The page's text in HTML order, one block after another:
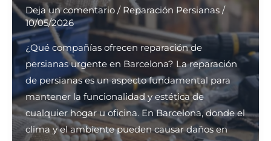
urgente
de
puertas
en
Barcelona?
Deja un comentario / Reparación Persianas/
10/05/2026
¿Qué compañías ofrecen reparación de
persianas urgente en Barcelona? La reparación
de persianas es un aspecto fundamental para
mantener la funcionalidad y estética de
cualquier hogar u oficina. En Barcelona, donde el
clima y el ambiente pueden causar daños en